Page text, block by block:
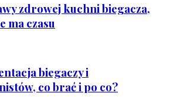
zdrowej kuchni biegacza,
ma czasu
biegaczy i
co brać i po co?